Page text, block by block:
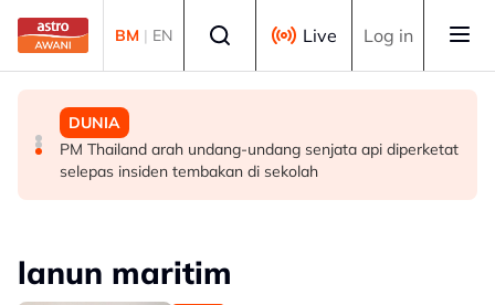
Skip to main content
BM | EN Live Log in
MALAYSIA
Berita tempatan pilihan sepanjang hari ini
MALAYSIA
Pengacara, ahli perniagaan ditahan bantu siasatan
audio siar sentuh isu sensitiviti agama
DUNIA
PM Thailand arah undang-undang senjata api diperketat
selepas insiden tembakan di sekolah
lanun maritim